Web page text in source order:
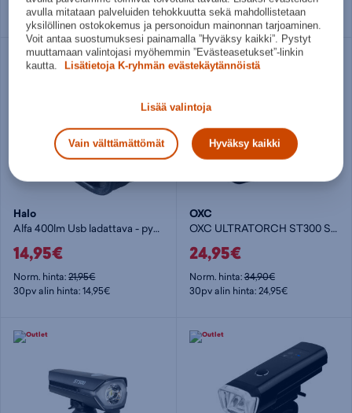
30pv alin hinta: 39,95€
30pv alin hinta: 24,95€
Halo
Alfa 400lm Usb ladattava - pyörävalo
14,95€
Norm. hinta:21,95€
30pv alin hinta: 14,95€
OXC
OXC ULTRATORCH ST300 SET - pyörävalo
24,95€
Norm. hinta:34,90€
30pv alin hinta: 24,95€
avulla mitataan palveluiden tehokkuutta sekä mahdollistetaan
yksilöllinen ostokokemus ja personoidun mainonnan tarjoaminen.
Voit antaa suostumuksesi painamalla ”Hyväksy kaikki”. Pystyt
muuttamaan valintojasi myöhemmin ”Evästeasetukset”-linkin
kautta.
Lisätietoja K-ryhmän evästekäytännöistä
Lisää valintoja
Vain välttämättömät Hyväksy kaikki